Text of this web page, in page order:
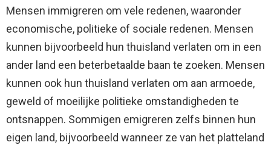
Mensen immigreren om vele redenen, waaronder
economische, politieke of sociale redenen. Mensen
kunnen bijvoorbeeld hun thuisland verlaten om in een
ander land een beterbetaalde baan te zoeken. Mensen
kunnen ook hun thuisland verlaten om aan armoede,
geweld of moeilijke politieke omstandigheden te
ontsnappen. Sommigen emigreren zelfs binnen hun
eigen land, bijvoorbeeld wanneer ze van het platteland